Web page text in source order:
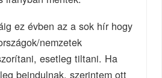
ez évben az a sok hír hogy
nemzetek
esetleg tiltani. Ha
beindulnak, szerintem ott